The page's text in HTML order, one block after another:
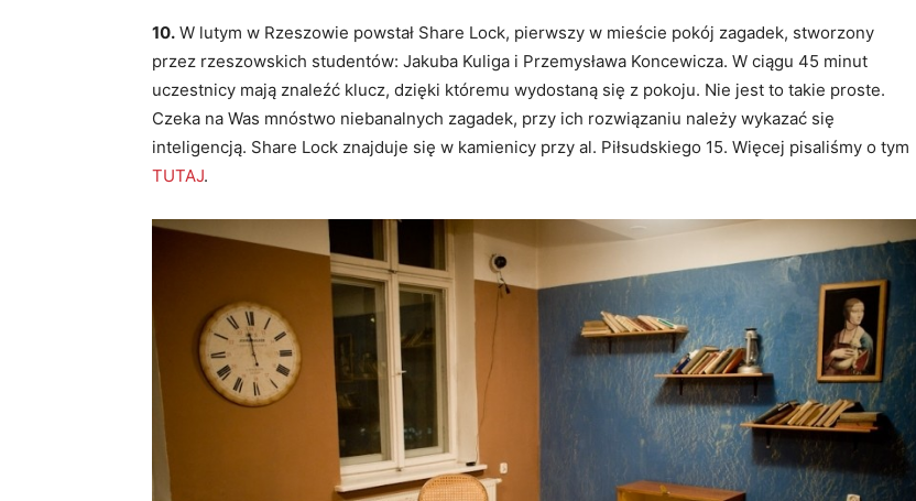
10. W lutym w Rzeszowie powstał Share Lock, pierwszy w mieście pokój zagadek, stworzony
przez rzeszowskich studentów: Jakuba Kuliga i Przemysława Koncewicza. W ciągu 45 minut
uczestnicy mają znaleźć klucz, dzięki któremu wydostaną się z pokoju. Nie jest to takie proste.
Czeka na Was mnóstwo niebanalnych zagadek, przy ich rozwiązaniu należy wykazać się
inteligencją. Share Lock znajduje się w kamienicy przy al. Piłsudskiego 15. Więcej pisaliśmy o tym
TUTAJ.